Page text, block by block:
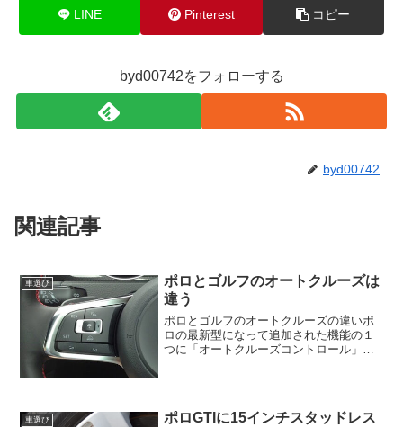
LINE Pinterest コピー
byd00742をフォローする
byd00742
関連記事
車選び
ポロとゴルフのオートクルーズは
違う
ポロとゴルフのオートクルーズの違いポ
ロの最新型になって追加された機能の１
つに「オートクルーズコントロール」が
車選び
ポロGTIに15インチスタッドレス